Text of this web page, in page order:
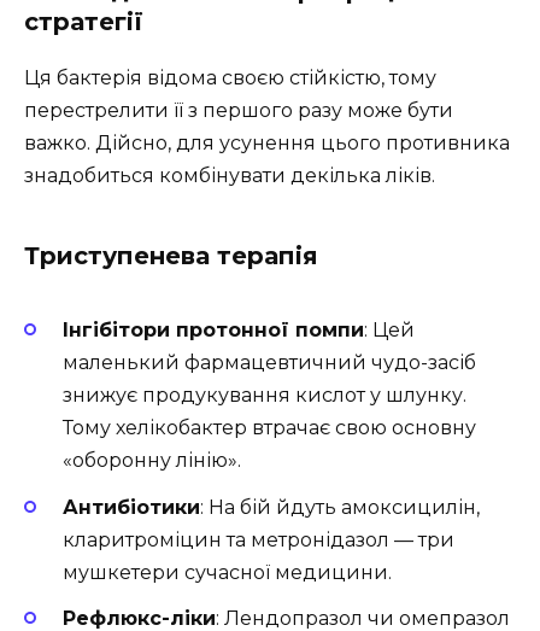
стратегії
Ця бактерія відома своєю стійкістю, тому
перестрелити її з першого разу може бути
важко. Дійсно, для усунення цього противника
знадобиться комбінувати декілька ліків.
Триступенева терапія
Інгібітори протонної помпи: Цей
маленький фармацевтичний чудо-засіб
знижує продукування кислот у шлунку.
Тому хелікобактер втрачає свою основну
«оборонну лінію».
Антибіотики: На бій йдуть амоксицилін,
кларитроміцин та метронідазол — три
мушкетери сучасної медицини.
Рефлюкс-ліки: Лендопразол чи омепразол